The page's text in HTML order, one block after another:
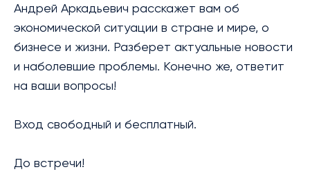
Андрей Аркадьевич расскажет вам об
экономической ситуации в стране и мире, о
бизнесе и жизни. Разберет актуальные новости
и наболевшие проблемы. Конечно же, ответит
на ваши вопросы!
Вход свободный и бесплатный.
До встречи!